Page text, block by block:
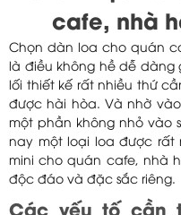
cafe, nhà
Chọn dàn loa cho quán
là điều không hề dễ dàng
lối thiết kế rất nhiều thứ
được hài hòa. Và nhờ
một phần không nhỏ vào
nay một loại loa được rất
mini cho quán cafe, nhà
độc đáo và đặc sắc riêng.